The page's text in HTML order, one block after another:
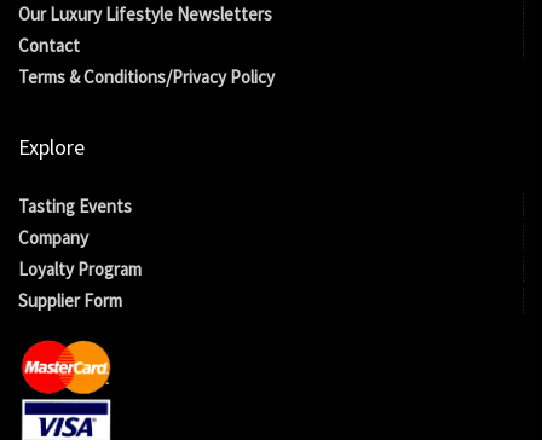
Our Luxury Lifestyle Newsletters
Contact
Terms & Conditions/Privacy Policy
Explore
Tasting Events
Company
Loyalty Program
Supplier Form